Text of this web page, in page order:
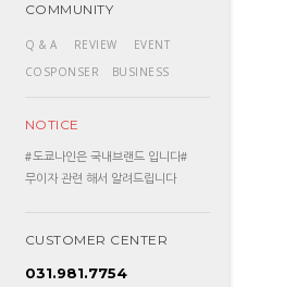
COMMUNITY
Q & A REVIEW
EVENT
COSPONSER
BUSINESS
NOTICE
#도쿄나인은 국내브랜드 입니다#
무이자 관련 해서 알려드립니다
CUSTOMER CENTER
031.981.7754